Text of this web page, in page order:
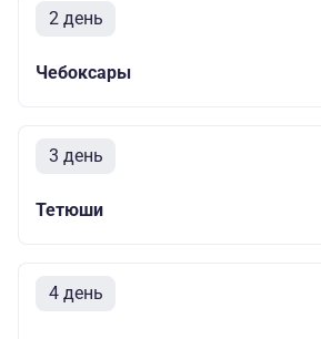
2 день
Чебоксары
3 день
Тетюши
4 день